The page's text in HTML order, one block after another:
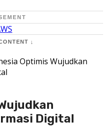
↓
Optimis Wujudkan
Digital